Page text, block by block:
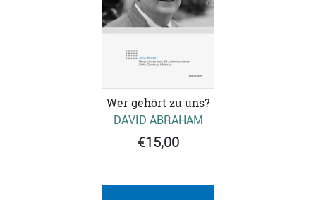
Wer gehört zu uns?
DAVID ABRAHAM
€15,00